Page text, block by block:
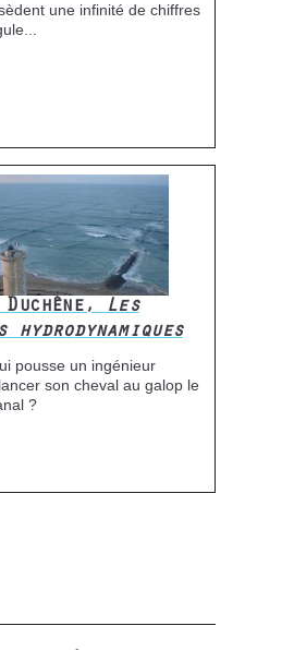
une infinité de chiffres
Les
pousse un ingénieur
son cheval au galop le
?